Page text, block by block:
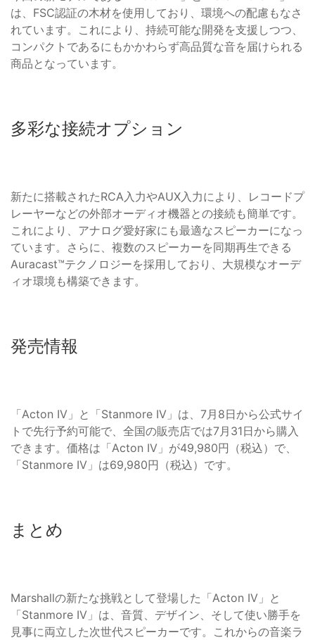
は、FSC認証の木材を使用しており、環境への配慮もなさ
れています。これにより、持続可能な開発を支援しつつ、
コンパクトであるにもかかわらず高品質な音を届けられる
商品となっています。
多彩な接続オプション
新たに搭載されたRCA入力やAUX入力により、レコードプ
レーヤーなどの外部オーディオ機器との接続も簡単です。
これにより、アナログ愛好家にも最適なスピーカーになっ
ています。さらに、複数のスピーカーを同期再生できる
Auracast™テクノロジーを採用しており、大規模なオーデ
ィオ環境も構築できます。
発売情報
「Acton IV」と「Stanmore IV」は、7月8日から公式サイ
トで先行予約可能で、全国の販売店では7月31日から購入
できます。価格は「Acton IV」が49,980円（税込）で、
「Stanmore IV」は69,980円（税込）です。
まとめ
Marshallの新たな挑戦として登場した「Acton IV」と
「Stanmore IV」は、音質、デザイン、そして使い勝手を
見事に両立した次世代スピーカーです。これからの音楽ラ